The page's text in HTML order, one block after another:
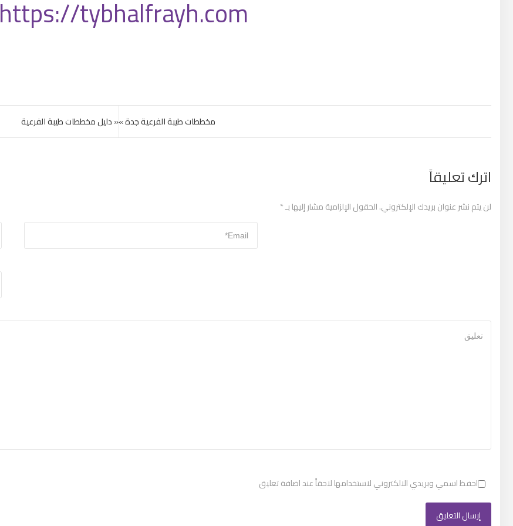
https://tybhalfrayh.com/
تصفّح المقالات « دليل مخططات طيبة الفرعيةمخططات طيبة الفرعية جدة »
اترك تعليقاً
لن يتم نشر عنوان بريدك الإلكتروني.الحقول الإلزامية مشار إليها بـ*
احفظ اسمي وبريدي الالكتروني لاستخدامها لاحقاً عند اضافة تعليق